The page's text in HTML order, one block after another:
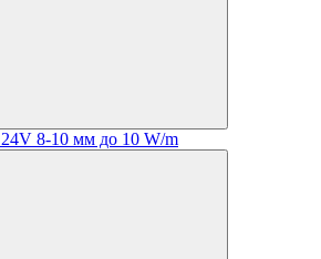
8-10 мм до 10 W/m